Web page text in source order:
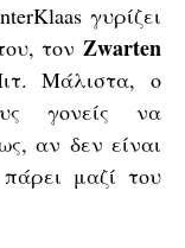
γυρίζει
τον Zwarten
Μάλιστα, ο
γονείς να
αν δεν είναι
μαζί του